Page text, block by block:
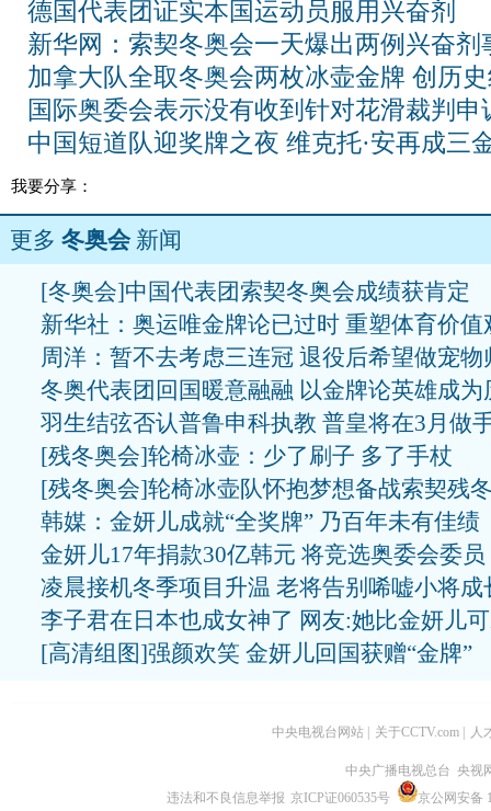
德国代表团证实本国运动员服用兴奋剂
新华网：索契冬奥会一天爆出两例兴奋剂
加拿大队全取冬奥会两枚冰壶金牌 创历
国际奥委会表示没有收到针对花滑裁判申
中国短道队迎奖牌之夜 维克托·安再成三
我要分享：
更多 冬奥会新闻
[冬奥会]中国代表团索契冬奥会成绩获肯定
新华社：奥运唯金牌论已过时 重塑体育价值
周洋：暂不去考虑三连冠 退役后希望做宠物
冬奥代表团回国暖意融融 以金牌论英雄成为
羽生结弦否认普鲁申科执教 普皇将在3月做
[残冬奥会]轮椅冰壶：少了刷子 多了手杖
[残冬奥会]轮椅冰壶队怀抱梦想备战索契残
韩媒：金妍儿成就“全奖牌” 乃百年未有佳绩
金妍儿17年捐款30亿韩元 将竞选奥委会委员
凌晨接机冬季项目升温 老将告别唏嘘小将成
李子君在日本也成女神了 网友:她比金妍儿
[高清组图]强颜欢笑 金妍儿回国获赠“金牌”
中央电视台网站 关于CCTV.com 人
中央广播电视总台 央视
违法和不良信息举报 京ICP证060535号
京公网安备